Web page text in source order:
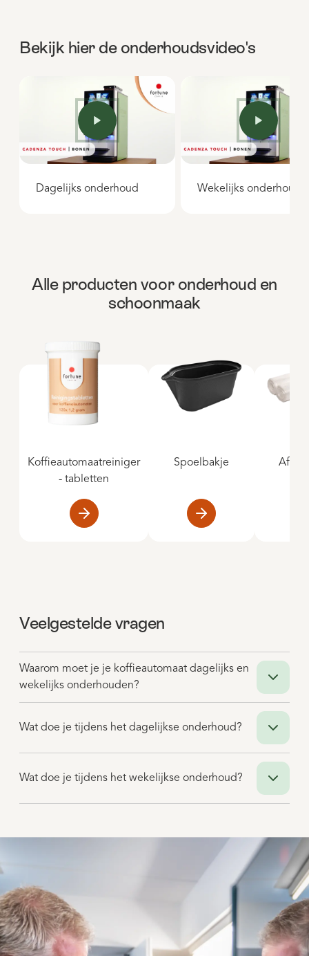
Bekijk hier de onderhoudsvideo's
Dagelijks onderhoud Wekelijks onderhoud
Alle producten voor onderhoud en
schoonmaak
Koffieautomaatreiniger
- tabletten
Spoelbakje
Veelgestelde vragen
Waarom moet je je koffieautomaat dagelijks en
wekelijks onderhouden?
Wat doe je tijdens het dagelijkse onderhoud?
Wat doe je tijdens het wekelijkse onderhoud?